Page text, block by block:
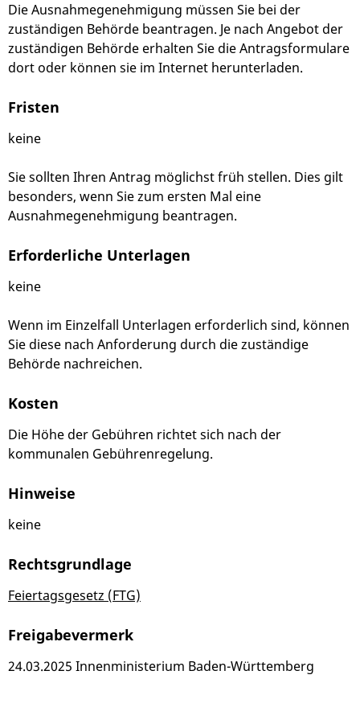
Die Ausnahmegenehmigung müssen Sie bei der
zuständigen Behörde beantragen. Je nach Angebot der
zuständigen Behörde erhalten Sie die Antragsformulare
dort oder können sie im Internet herunterladen.
Fristen
keine
Sie sollten Ihren Antrag möglichst früh stellen. Dies gilt
besonders, wenn Sie zum ersten Mal eine
Ausnahmegenehmigung beantragen.
Erforderliche Unterlagen
keine
Wenn im Einzelfall Unterlagen erforderlich sind, können
Sie diese nach Anforderung durch die zuständige
Behörde nachreichen.
Kosten
Die Höhe der Gebühren richtet sich nach der
kommunalen Gebührenregelung.
Hinweise
keine
Rechtsgrundlage
Feiertagsgesetz (FTG)
Freigabevermerk
24.03.2025 Innenministerium Baden-Württemberg